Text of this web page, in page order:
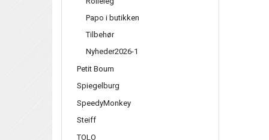
Papo i butikken
Tilbehør
Nyheder2026-1
Petit Boum
Spiegelburg
SpeedyMonkey
Steiff
TOLO